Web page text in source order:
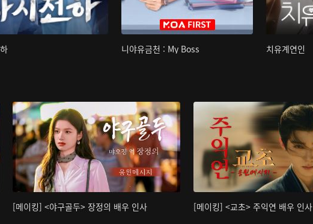
니야유금천 : My Boss 치유계연인
[메이킹] <야구골두> 장정의 배우 인사 [메이킹] <교초> 주익연 배우 인사